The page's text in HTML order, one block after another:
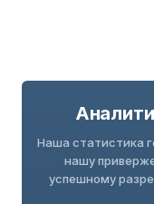
Наша статистика
нашу
успешному